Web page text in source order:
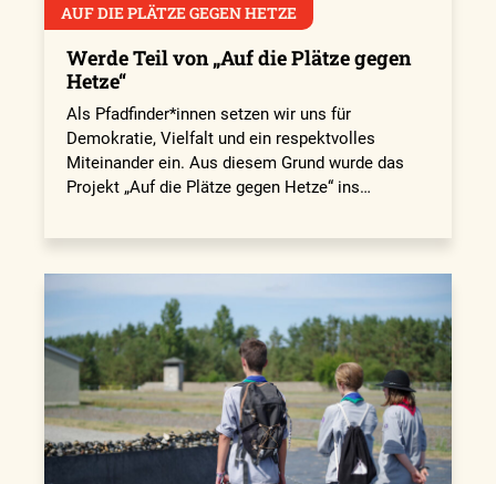
AUF DIE PLÄTZE GEGEN HETZE
Werde Teil von „Auf die Plätze gegen
Hetze“
Als Pfadfinder*innen setzen wir uns für
Demokratie, Vielfalt und ein respektvolles
Miteinander ein. Aus diesem Grund wurde das
Projekt „Auf die Plätze gegen Hetze“ ins…